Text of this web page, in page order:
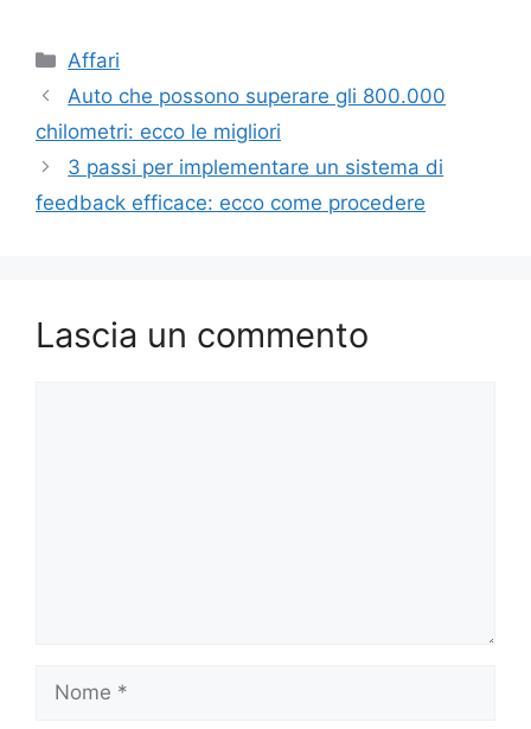
Categorie
Affari
Auto che possono superare gli 800.000
chilometri: ecco le migliori
3 passi per implementare un sistema di
feedback efficace: ecco come procedere
Lascia un commento